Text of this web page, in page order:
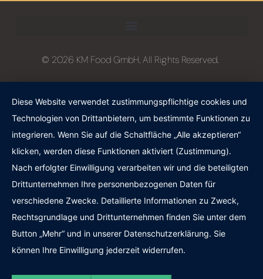
© 2026 KM Food GmbH. All Rights Reserved.
Diese Website verwendet zustimmungspflichtige cookies und
Technologien von Drittanbietern, um bestimmte Funktionen zu
integrieren. Wenn Sie auf die Schaltfläche „Alle akzeptieren“
klicken, werden diese Funktionen aktiviert (Zustimmung).
Nach erfolgter Einwilligung verarbeiten wir und die beteiligten
Drittunternehmen Ihre personenbezogenen Daten für
verschiedene Zwecke. Detaillierte Informationen zu Zweck,
Rechtsgrundlage und Drittunternehmen finden Sie unter dem
Button „Mehr“ und in unserer Datenschutzerklärung. Sie
können Ihre Einwilligung jederzeit widerrufen.